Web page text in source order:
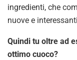
ingredienti, che
nuove e
Quindi tu oltre ad
ottimo cuoco?